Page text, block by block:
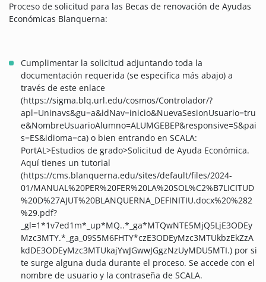
Proceso de solicitud para las Becas de renovación de Ayudas
Económicas Blanquerna:
Cumplimentar la solicitud adjuntando toda la
documentación requerida (se especifica más abajo) a
través de este enlace
(https://sigma.blq.url.edu/cosmos/Controlador/?
apl=Uninavs&gu=a&idNav=inicio&NuevaSesionUsuario=tru
e&NombreUsuarioAlumno=ALUMGEBEP&responsive=S&pai
s=ES&idioma=ca) o bien entrando en SCALA:
PortAL>Estudios de grado>Solicitud de Ayuda Económica.
Aquí tienes un tutorial
(https://cms.blanquerna.edu/sites/default/files/2024-
01/MANUAL%20PER%20FER%20LA%20SOL%C2%B7LICITUD
%20D%27AJUT%20BLANQUERNA_DEFINITIU.docx%20%282
%29.pdf?
_gl=1*1v7ed1m*_up*MQ..*_ga*MTQwNTE5MjQ5LjE3ODEy
Mzc3MTY.*_ga_09S5M6FHTY*czE3ODEyMzc3MTUkbzEkZzA
kdDE3ODEyMzc3MTUkajYwJGwwJGgzNzUyMDU5MTI.) por si
te surge alguna duda durante el proceso. Se accede con el
nombre de usuario y la contraseña de SCALA.